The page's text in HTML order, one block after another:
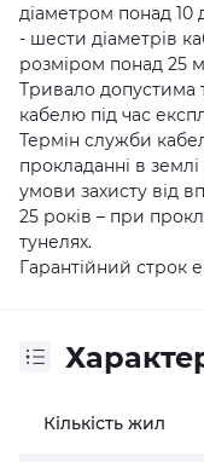
діаметром понад
- шести діаметрів
розміром понад 25
Тривало допустима
кабелю під час
Термін служби
прокладанні в
умови захисту від
25 років – при
тунелях.
Гарантійний строк
Кількість жил